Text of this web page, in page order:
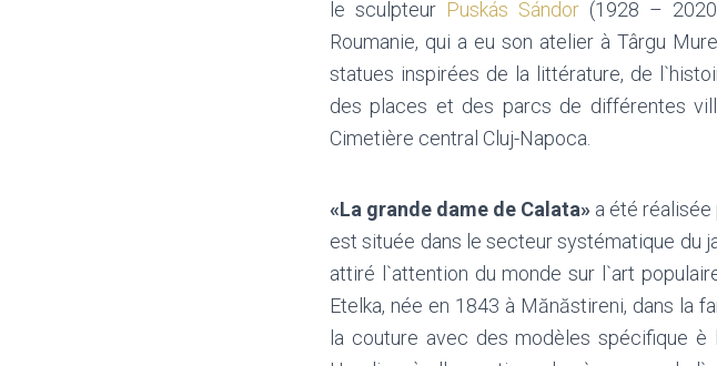
le sculpteur Puskás Sándor (1928 –
Roumanie, qui a eu son atelier à Târgu
statues inspirées de la littérature, de
des places et des parcs de différentes
Cimetière central Cluj-Napoca.
«La grande dame de Calata» a été
est située dans le secteur systématique du
attiré l`attention du monde sur l`art
Etelka, née en 1843 à Mănăstireni, dans la
la couture avec des modèles spécifique